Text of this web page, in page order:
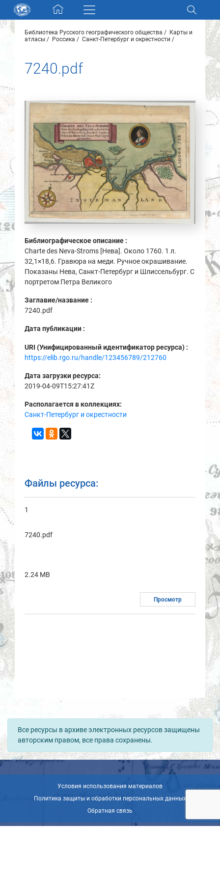
Skip navigation
Разделы и коллекции
Электронный каталог
Новости
О нас
Контакты
Партнеры
Библиотека Русского географического общества
Карты и
атласы
Россика Санкт-Петербург и окрестности
7240.pdf
Библиографическое описание :
Charte des Neva-Stroms [Нева]. Около 1760. 1 л.
32,1×18,6. Гравюра на меди. Ручное окрашивание.
Показаны Нева, Санкт-Петербург и Шлиссельбург. С
портретом Петра Великого
Заглавие/название :
7240.pdf
Дата публикации :
URI (Унифицированный идентификатор ресурса) :
https://elib.rgo.ru/handle/123456789/212760
Дата загрузки ресурса:
2019-04-09T15:27:41Z
Располагается в коллекциях:
Санкт-Петербург и окрестности
Файлы ресурса:
1
7240.pdf
2.24 MB
Просмотр
Все ресурсы в архиве электронных ресурсов защищены
авторским правом, все права сохранены.
Условия использования материалов
Политика защиты и обработки персональных данных
Обратная связь